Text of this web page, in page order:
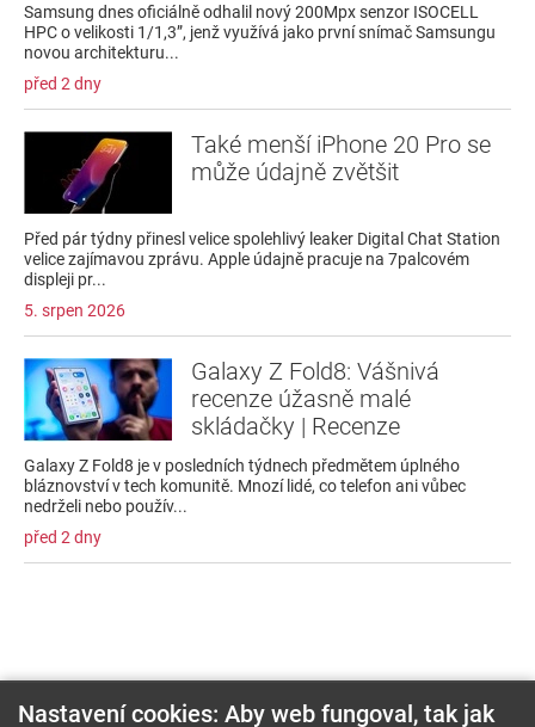
Samsung dnes oficiálně odhalil nový 200Mpx senzor ISOCELL
HPC o velikosti 1/1,3”, jenž využívá jako první snímač Samsungu
novou architekturu...
před 2 dny
Také menší iPhone 20 Pro se
může údajně zvětšit
Před pár týdny přinesl velice spolehlivý leaker Digital Chat Station
velice zajímavou zprávu. Apple údajně pracuje na 7palcovém
displeji pr...
5. srpen 2026
Galaxy Z Fold8: Vášnivá
recenze úžasně malé
skládačky | Recenze
Galaxy Z Fold8 je v posledních týdnech předmětem úplného
bláznovství v tech komunitě. Mnozí lidé, co telefon ani vůbec
nedrželi nebo použív...
před 2 dny
Nastavení cookies: Aby web fungoval, tak jak